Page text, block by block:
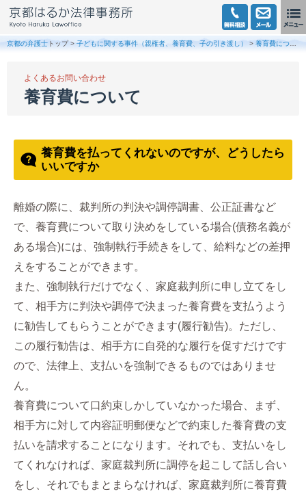
京都の弁護士 トップ > 子どもに関する事件（親権者、養育費、子の引き渡し） > 養育費について
よくあるお問い合わせ
養育費について
養育費を払ってくれないのですが、どうしたら
いいですか
離婚の際に、裁判所の判決や調停調書、公正証書など
で、養育費について取り決めをしている場合(債務名義が
ある場合)には、強制執行手続きをして、給料などの差押
えをすることができます。
また、強制執行だけでなく、家庭裁判所に申し立てをし
て、相手方に判決や調停で決まった養育費を支払うよう
に勧告してもらうことができます(履行勧告)。ただし、
この履行勧告は、相手方に自発的な履行を促すだけです
ので、法律上、支払いを強制できるものではありませ
ん。
養育費について口約束しかしていなかった場合、まず、
相手方に対して内容証明郵便などで約束した養育費の支
払いを請求することになります。それでも、支払いをし
てくれなければ、家庭裁判所に調停を起こして話し合い
をし、それでもまとまらなければ、家庭裁判所に養育費